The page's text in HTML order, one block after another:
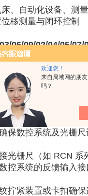
欢迎您！
来自局域网的朋
吗？
、自动化设备、测
移测量与闭环控制
06/09/02/04/05/07/
剥线钳、螺丝刀、扳
确认电缆型号为
安装区域应干燥、清
确保数控系统及光栅
光栅尺（如 RCN 系
控系统的反馈输入
拧紧装置或卡扣确保